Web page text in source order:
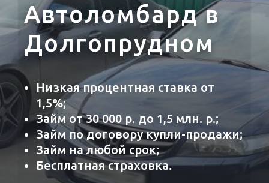
Автоломбард в
Долгопрудном
Низкая процентная ставка от
1,5%;
Займ от 30 000 р. до 1,5 млн. р.;
Займ по договору купли-продажи;
Займ на любой срок;
Бесплатная страховка.